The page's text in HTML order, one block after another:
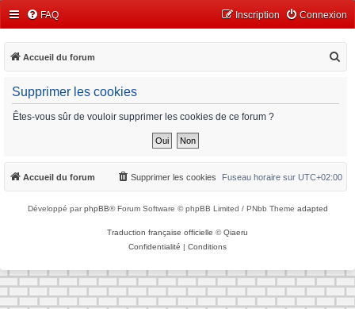
FAQ Connexion
Inscription
Accueil du forum
h
Supprimer les cookies
Êtes-vous sûr de vouloir supprimer les cookies de ce forum ?
Accueil du forum Fuseau horaire sur UTC+02:00
Supprimer les cookies
Développé parphpBB® Forum Software © phpBB Limited / PNbb Theme adapted
Traduction française officielle ©Qiaeru
Confidentialité | Conditions